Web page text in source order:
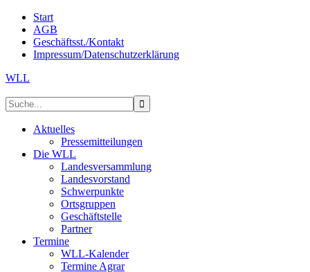
Start
AGB
Geschäftsst./Kontakt
Impressum/Datenschutzerklärung
WLL
Aktuelles
Pressemitteilungen
Die WLL
Landesversammlung
Landesvorstand
Schwerpunkte
Ortsgruppen
Geschäftstelle
Partner
Termine
WLL-Kalender
Termine Agrar